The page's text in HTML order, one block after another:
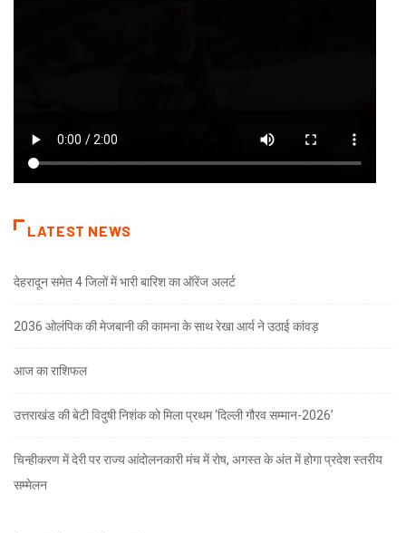
LATEST NEWS
देहरादून समेत 4 जिलों में भारी बारिश का ऑरेंज अलर्ट
2036 ओलंपिक की मेजबानी की कामना के साथ रेखा आर्य ने उठाई कांवड़
आज का राशिफल
उत्तराखंड की बेटी विदुषी निशंक को मिला प्रथम ‘दिल्ली गौरव सम्मान-2026’
चिन्हीकरण में देरी पर राज्य आंदोलनकारी मंच में रोष, अगस्त के अंत में होगा प्रदेश स्तरीय
सम्मेलन